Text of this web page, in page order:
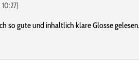
so gute und inhaltlich klare Glosse gelesen.